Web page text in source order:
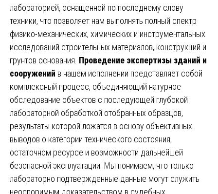
лабораторией, оснащенной по последнему слову
техники, что позволяет нам выполнять полный спектр
физико-механических, химических и инструментальных
исследований строительных материалов, конструкций и
грунтов основания. Проведение экспертизы зданий и
сооружений в нашем исполнении представляет собой
комплексный процесс, объединяющий натурное
обследование объектов с последующей глубокой
лабораторной обработкой отобранных образцов,
результаты которой ложатся в основу объективных
выводов о категории технического состояния,
остаточном ресурсе и возможности дальнейшей
безопасной эксплуатации. Мы понимаем, что только
лабораторно подтвержденные данные могут служить
неоспоримым доказательством в судебных